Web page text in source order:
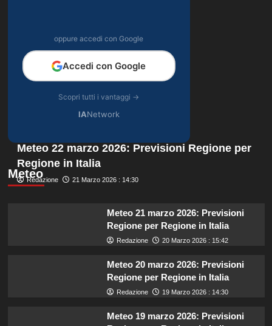
oppure accedi con Google
Accedi con Google
Scopri tutti i vantaggi →
IANetwork
Meteo
Meteo 22 marzo 2026: Previsioni Regione per
Regione in Italia
Redazione 21 Marzo 2026 : 14:30
Meteo 21 marzo 2026: Previsioni
Regione per Regione in Italia
Redazione 20 Marzo 2026 : 15:42
Meteo 20 marzo 2026: Previsioni
Regione per Regione in Italia
Redazione 19 Marzo 2026 : 14:30
Meteo 19 marzo 2026: Previsioni